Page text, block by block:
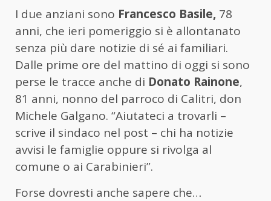
I due anziani sono Francesco Basile, 78
anni, che ieri pomeriggio si è allontanato
senza più dare notizie di sé ai familiari.
Dalle prime ore del mattino di oggi si sono
perse le tracce anche di Donato Rainone,
81 anni, nonno del parroco di Calitri, don
Michele Galgano. “Aiutateci a trovarli –
scrive il sindaco nel post – chi ha notizie
avvisi le famiglie oppure si rivolga al
comune o ai Carabinieri”.
Forse dovresti anche sapere che…